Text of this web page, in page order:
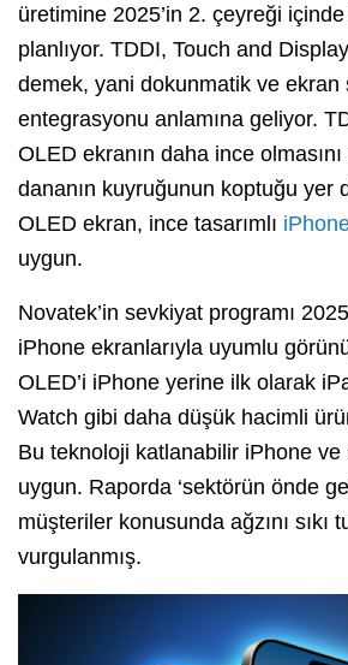
üretimine 2025’in 2. çeyreği içinde
planlıyor. TDDI, Touch and
demek, yani dokunmatik ve ekran
entegrasyonu anlamına geliyor.
OLED ekranın daha ince
dananın kuyruğunun koptuğu yer
OLED ekran, ince tasarımlı
uygun.
Novatek’in sevkiyat programı
iPhone ekranlarıyla uyumlu
OLED’i iPhone yerine ilk olarak
Watch gibi daha düşük hacimli
Bu teknoloji katlanabilir iPhone ve
uygun. Raporda ‘sektörün önde
müşteriler konusunda ağzını sıkı
vurgulanmış.